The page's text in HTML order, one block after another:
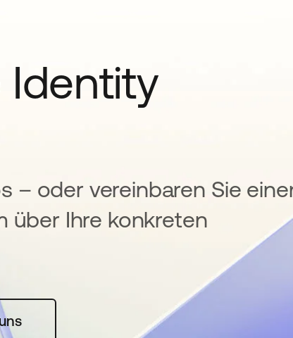
Identity
– oder vereinbaren Sie
über Ihre konkreten